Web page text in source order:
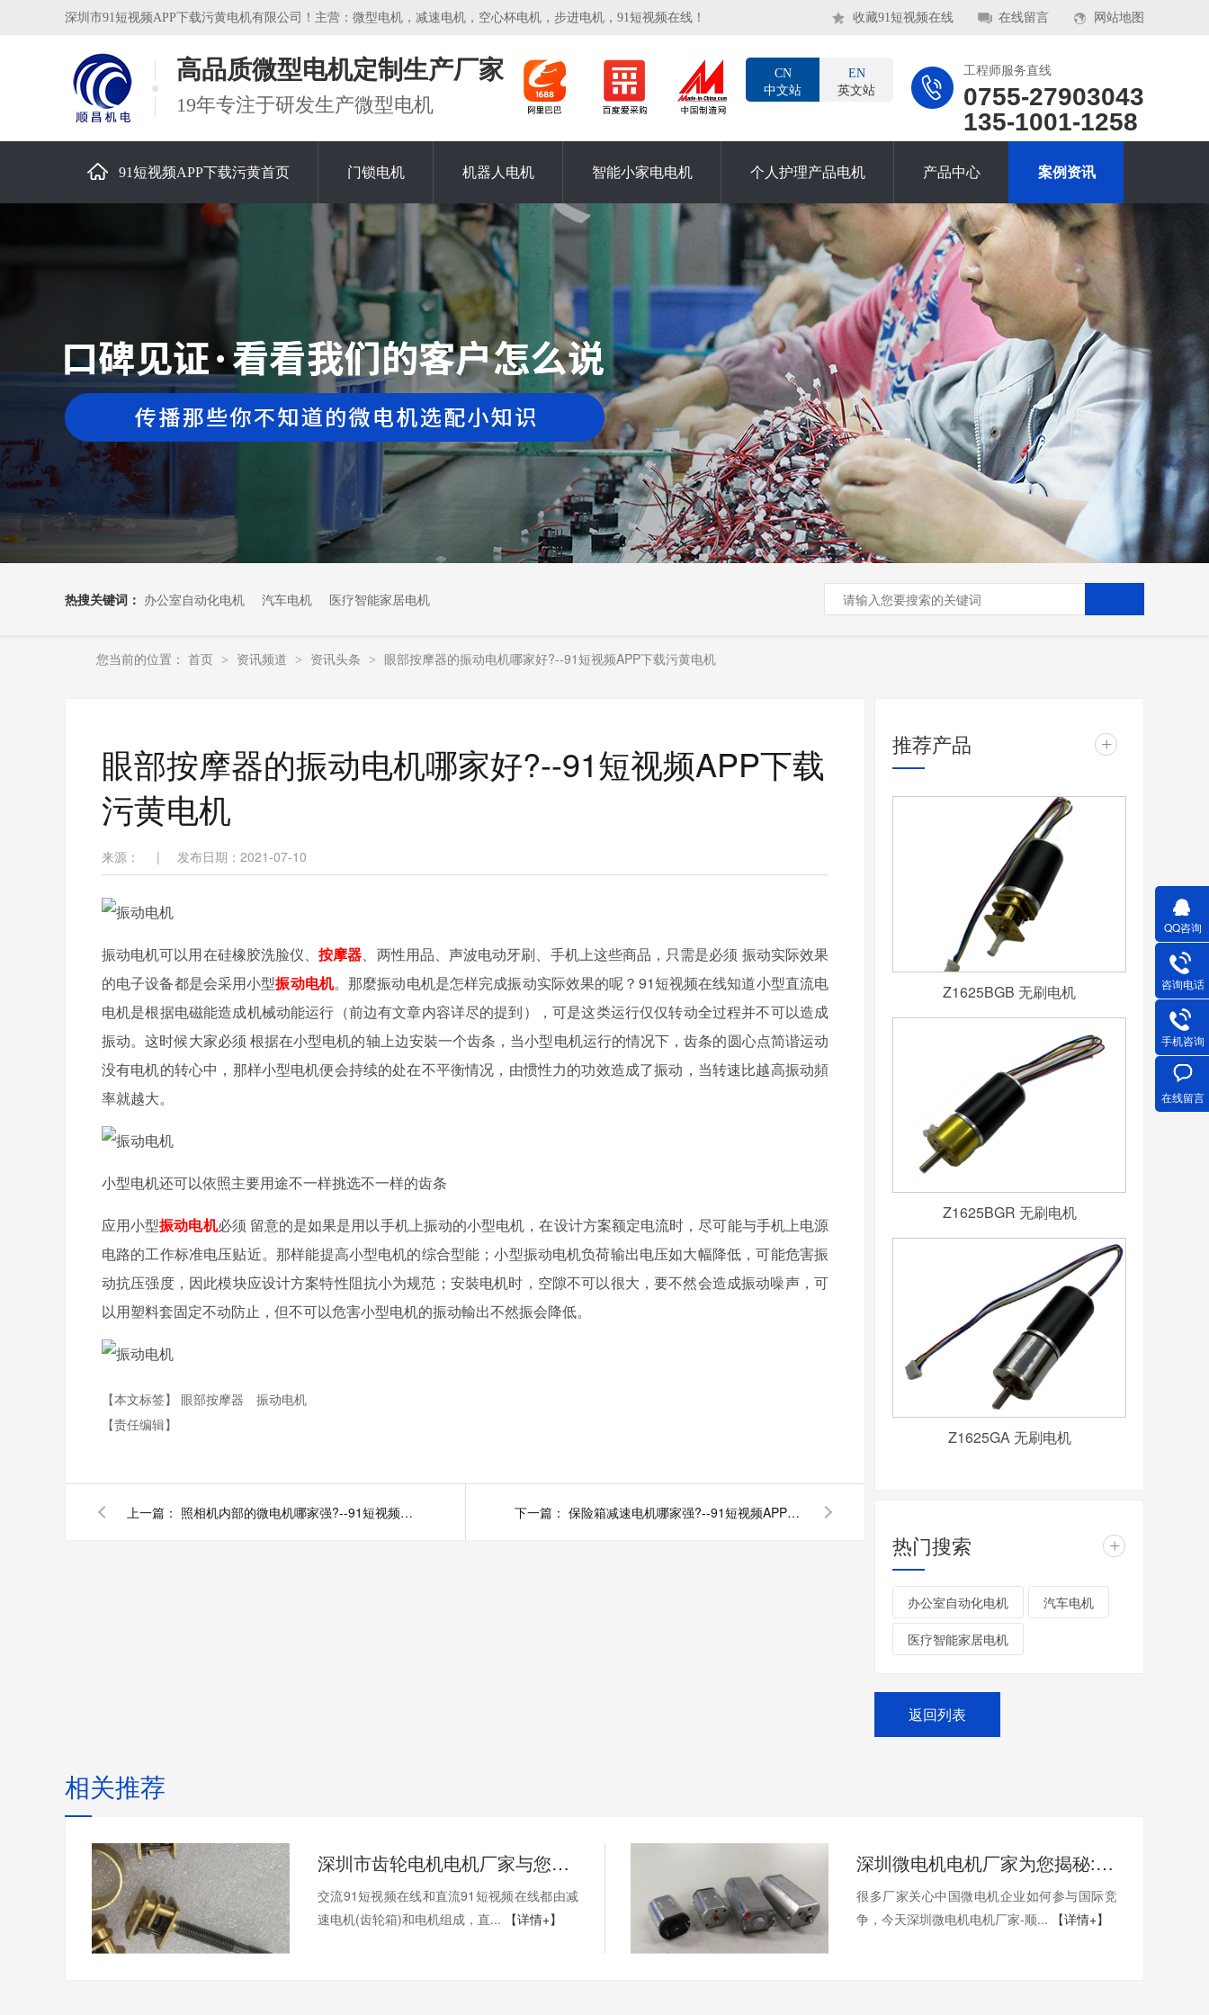
收藏91短视频在线 在线留言 网站地图
深圳市91短视频APP下载污黄电机有限公司！主营：微型电机，减速电机，空心杯电机，步进电机，91短视频在线！
高品质微型电机定制生产厂家
19年专注于研发生产微型电机
工程师服务直线
0755-27903043
135-1001-1258
CN
中文站
EN
英文站
91短视频APP下载污黄首页 门锁电机 机器人电机 智能小家电电机 个人护理产品电机 产品中心 案例资讯
关于91短视频APP下载污黄
热搜关键词： 办公室自动化电机 汽车电机 医疗智能家居电机
您当前的位置： 首页 > 资讯频道 > 资讯头条 > 眼部按摩器的振动电机哪家好?--91短视频APP下载污黄电机
眼部按摩器的振动电机哪家好?--91短视频APP下载
污黄电机
来源： | 发布日期：2021-07-10
振动电机可以用在硅橡胶洗脸仪、按摩器、两性用品、声波电动牙刷、手机上这些商品，只需是必须 振动实际效果
的电子设备都是会采用小型振动电机。那麼振动电机是怎样完成振动实际效果的呢？91短视频在线知道小型直流电
电机是根据电磁能造成机械动能运行（前边有文章内容详尽的提到），可是这类运行仅仅转动全过程并不可以造成
振动。这时候大家必须 根据在小型电机的轴上边安裝一个齿条，当小型电机运行的情况下，齿条的圆心点简谐运动
没有电机的转心中，那样小型电机便会持续的处在不平衡情况，由惯性力的功效造成了振动，当转速比越高振动頻
率就越大。
小型电机还可以依照主要用途不一样挑选不一样的齿条
应用小型振动电机必须 留意的是如果是用以手机上振动的小型电机，在设计方案额定电流时，尽可能与手机上电源
电路的工作标准电压贴近。那样能提高小型电机的综合型能；小型振动电机负荷输出电压如大幅降低，可能危害振
动抗压强度，因此模块应设计方案特性阻抗小为规范；安裝电机时，空隙不可以很大，要不然会造成振动噪声，可
以用塑料套固定不动防止，但不可以危害小型电机的振动輸出不然振会降低。
【本文标签】 眼部按摩器
振动电机
【责任编辑】
上一篇： 照相机内部的微电机哪家强?--91短视频APP下载污黄电机 下一篇： 保险箱减速电机哪家强?--91短视频APP下载污黄电机
推荐产品 +
Z1625BGB 无刷电机
Z1625BGR 无刷电机
Z1625GA 无刷电机
热门搜索 +
办公室自动化电机 汽车电机
医疗智能家居电机
返回列表
相关推荐
深圳市齿轮电机电机厂家与您交流与直流91短视频在线
交流91短视频在线和直流91短视频在线都由减
速电机(齿轮箱)和电机组成，直...
【详情+】
深圳微电机电机厂家为您揭秘:中国微电机企业如何参与国际竞争
很多厂家关心中国微电机企业如何参与国际竞
争，今天深圳微电机电机厂家-顺...
【详情+】
QQ咨询
咨询电话
手机咨询
在线留言